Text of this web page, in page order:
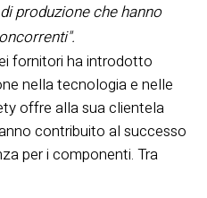
produzione che hanno
fornitori ha introdotto
nella tecnologia e nelle
offre alla sua clientela
contribuito al successo
per i componenti. Tra